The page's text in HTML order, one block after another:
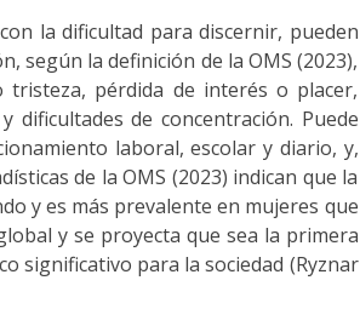
la dificultad para discernir, pueden
según la definición de la OMS (2023),
pérdida de interés o placer,
de concentración. Puede
laboral, escolar y diario, y,
de la OMS (2023) indican que la
y es más prevalente en mujeres que
y se proyecta que sea la primera
significativo para la sociedad (Ryznar